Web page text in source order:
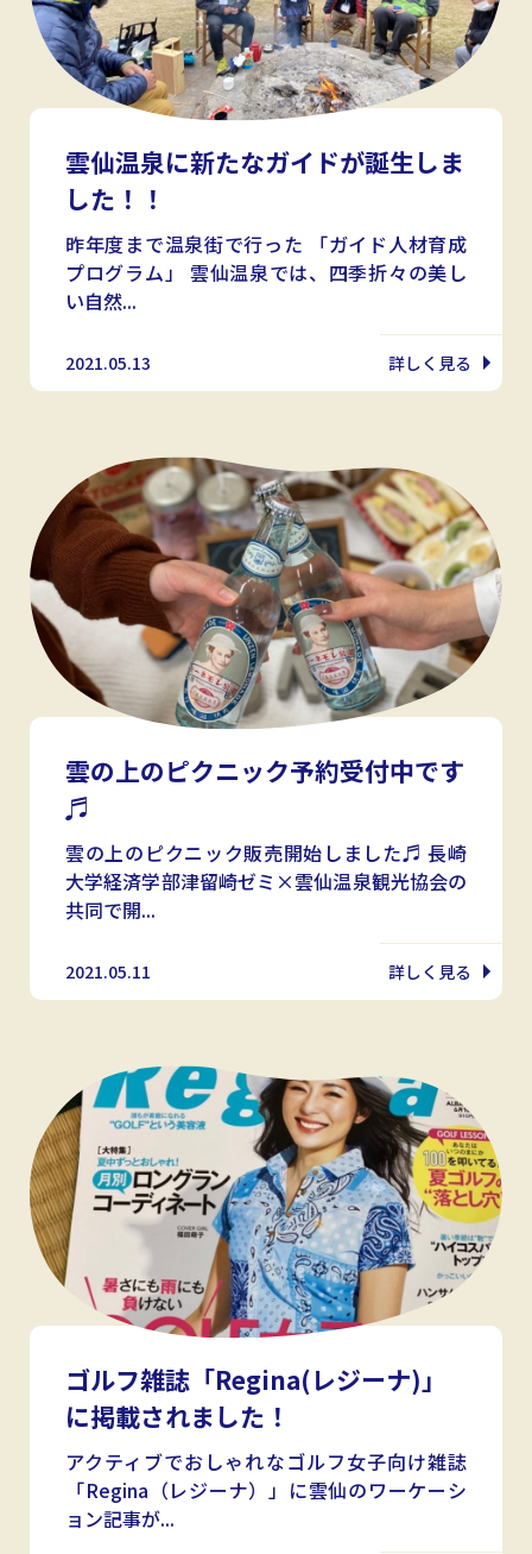
雲仙温泉に新たなガイドが誕生しま
した！！
昨年度まで温泉街で行った 「ガイド人材育成
プログラム」 雲仙温泉では、四季折々の美し
い自然...
2021.05.13 詳しく見る
雲の上のピクニック予約受付中です
♬
雲の上のピクニック販売開始しました♬ 長崎
大学経済学部津留崎ゼミ×雲仙温泉観光協会の
共同で開...
2021.05.11 詳しく見る
ゴルフ雑誌「Regina(レジーナ)」
に掲載されました！
アクティブでおしゃれなゴルフ女子向け雑誌
「Regina（レジーナ）」に雲仙のワーケーシ
ョン記事が...